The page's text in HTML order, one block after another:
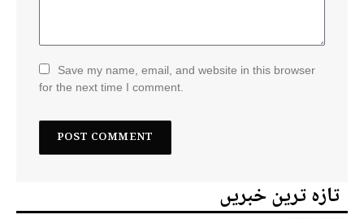
Save my name, email, and website in this browser
for the next time I comment.
تازہ ترین خبریں